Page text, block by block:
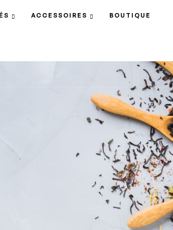
ACCESSOIRES BOUTIQUE